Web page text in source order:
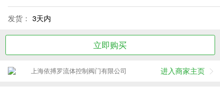
发货： 3天内
立即购买
上海依搏罗流体控制阀门有限公司 进入商家主页